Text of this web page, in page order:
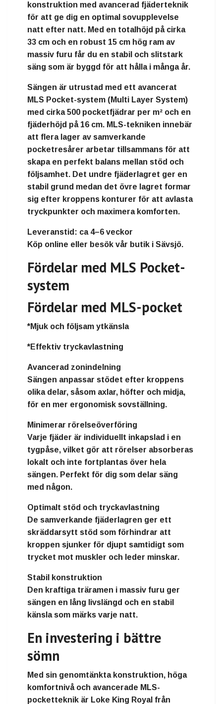
konstruktion med avancerad fjäderteknik
för att ge dig en optimal sovupplevelse
natt efter natt. Med en totalhöjd på cirka
33 cm och en robust 15 cm hög ram av
massiv furu får du en stabil och slitstark
säng som är byggd för att hålla i många år.
Sängen är utrustad med ett avancerat
MLS Pocket-system (Multi Layer System)
med cirka500 pocketfjädrar per m² och en
fjäderhöjd på 16 cm. MLS-tekniken innebär
att flera lager av samverkande
pocketresårer arbetar tillsammans för att
skapa en perfekt balans mellan stöd och
följsamhet. Det undre fjäderlagret ger en
stabil grund medan det övre lagret formar
sig efter kroppens konturer för att avlasta
tryckpunkter och maximera komforten.
Leveranstid: ca 4–6 veckor
Köp online eller besök vår butik i Sävsjö.
Fördelar med MLS Pocket-
system
Fördelar med MLS-pocket
*Mjuk och följsam ytkänsla
*Effektiv tryckavlastning
Avancerad zonindelning
Sängen anpassar stödet efter kroppens
olika delar, såsom axlar, höfter och midja,
för en mer ergonomisk sovställning.
Minimerar rörelseöverföring
Varje fjäder är individuellt inkapslad i en
tygpåse, vilket gör att rörelser absorberas
lokalt och inte fortplantas över hela
sängen. Perfekt för dig som delar säng
med någon.
Optimalt stöd och tryckavlastning
De samverkande fjäderlagren ger ett
skräddarsytt stöd som förhindrar att
kroppen sjunker för djupt samtidigt som
trycket mot muskler och leder minskar.
Stabil konstruktion
Den kraftiga träramen i massiv furu ger
sängen en lång livslängd och en stabil
känsla som märks varje natt.
En investering i bättre
sömn
Med sin genomtänkta konstruktion, höga
komfortnivå och avancerade MLS-
pocketteknik är Loke King Royal från